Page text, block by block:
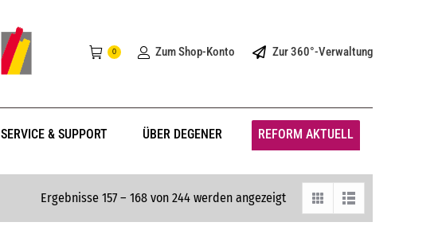
0 Zum Shop-Konto Zur 360°-Verwaltung
SERVICE & SUPPORT ÜBER DEGENER REFORM AKTUELL
Ergebnisse 157 – 168 von 244 werden angezeigt